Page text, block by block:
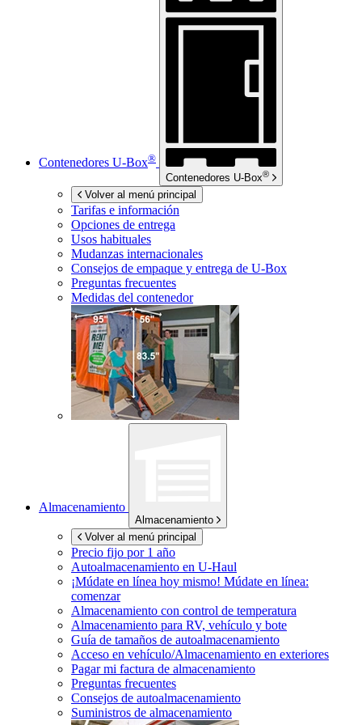
Contenedores U-Box®
Contenedores U-Box®
Volver al menú principal
Tarifas e información
Opciones de entrega
Usos habituales
Mudanzas internacionales
Consejos de empaque y entrega de U-Box
Preguntas frecuentes
Medidas del contenedor
Almacenamiento
Almacenamiento
Volver al menú principal
Precio fijo por 1 año
Autoalmacenamiento en U-Haul
¡Múdate en línea hoy mismo! Múdate en línea:
comenzar
Almacenamiento con control de temperatura
Almacenamiento para RV, vehículo y bote
Guía de tamaños de autoalmacenamiento
Acceso en vehículo/Almacenamiento en exteriores
Pagar mi factura de almacenamiento
Preguntas frecuentes
Consejos de autoalmacenamiento
Suministros de almacenamiento